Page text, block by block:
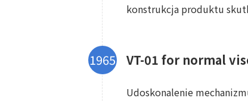
konstrukcja produktu
VT-01 for normal
Udoskonalenie